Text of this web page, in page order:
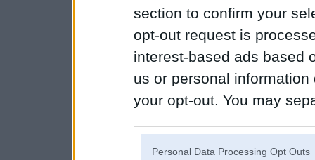
section to confirm your
opt-out request is
interest-based ads based
us or personal
your opt-out. You may
Personal Data Processing Opt Outs